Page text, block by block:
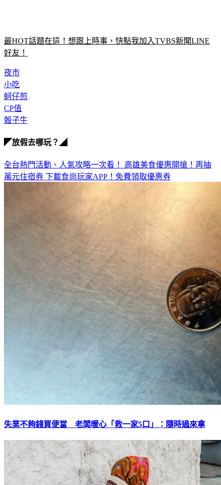
最HOT話題在這！想跟上時事，快點我加入TVBS新聞LINE
好友！
夜市
小吃
蚵仔煎
CP值
骰子牛
◤放假去哪玩？◢
全台熱門活動、人氣攻略一次看！ 高雄美食優惠開搶！再抽
萬元住宿券 下載食尚玩家APP！免費領取優惠券
失業不夠錢買便當 老闆暖心「救一家5口」：隨時過來拿